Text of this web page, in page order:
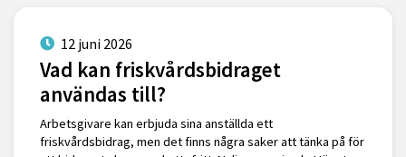
12 juni 2026
Vad kan friskvårdsbidraget
användas till?
Arbetsgivare kan erbjuda sina anställda ett
friskvårdsbidrag, men det finns några saker att tänka på för